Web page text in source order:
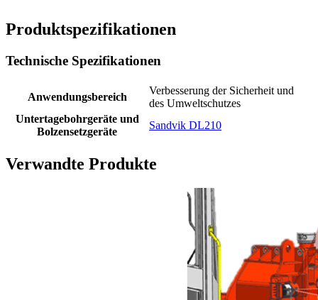
Produktspezifikationen
Technische Spezifikationen
Anwendungsbereich
Verbesserung der Sicherheit und
des Umweltschutzes
Untertagebohrgeräte und
Bolzensetzgeräte
Sandvik DL210
Verwandte Produkte